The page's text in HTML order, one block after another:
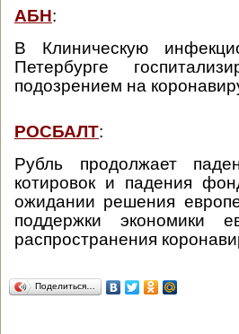
АБН:
В Клиническую
Петербурге
подозрением на
РОСБАЛТ:
Рубль продолжает
котировок и падения
ожидании решения
поддержки экономики
распространения
Поделиться…